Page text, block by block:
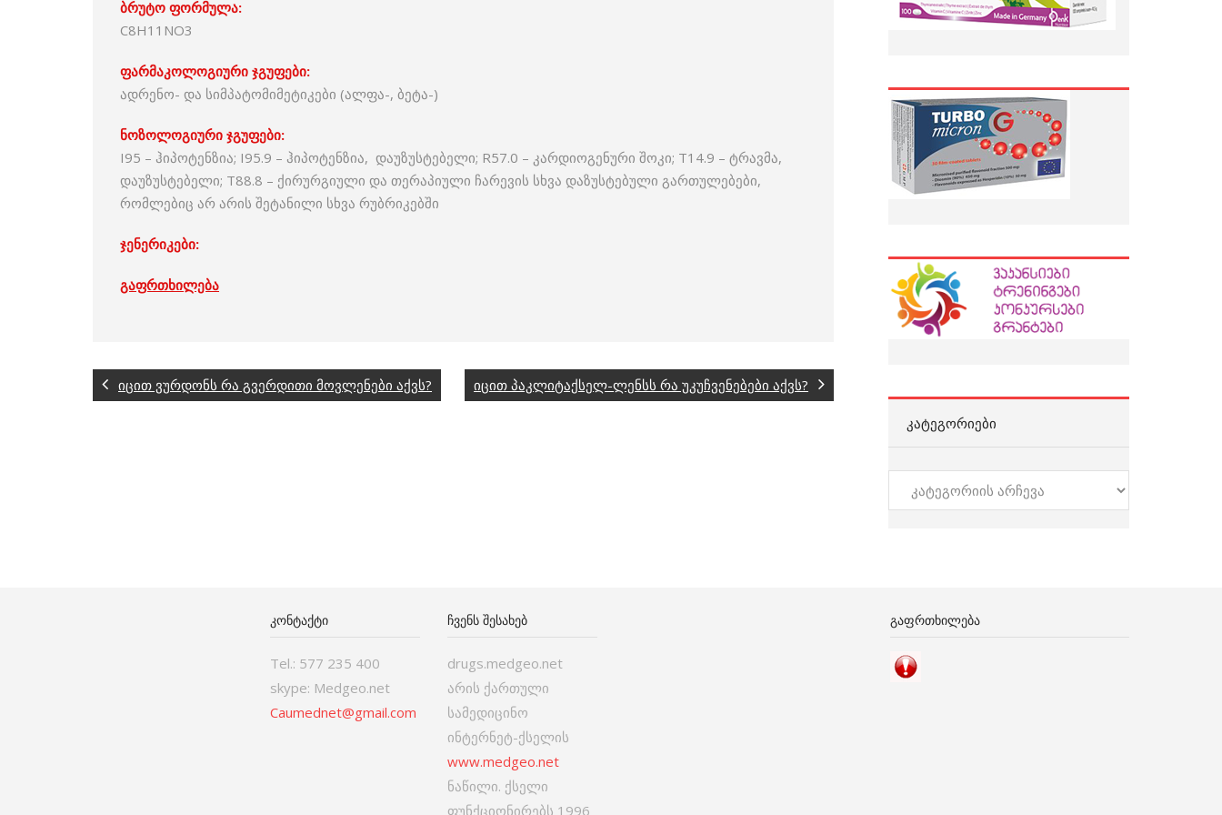
ბრუტო ფორმულა:
C8H11NO3
ფარმაკოლოგიური ჯგუფები:
ადრენო- და სიმპატომიმეტიკები (ალფა-, ბეტა-)
ნოზოლოგიური ჯგუფები:
I95 – ჰიპოტენზია; I95.9 – ჰიპოტენზია, დაუზუსტებელი; R57.0 – კარდიოგენური შოკი; T14.9 – ტრავმა,
დაუზუსტებელი; T88.8 – ქირურგიული და თერაპიული ჩარევის სხვა დაზუსტებული გართულებები,
რომლებიც არ არის შეტანილი სხვა რუბრიკებში
ჯენერიკები:
გაფრთხილება
იცით ვურდონს რა გვერდითი მოვლენები აქვს? იცით პაკლიტაქსელ-ლენსს რა უკუჩვენებები აქვს?
ᲙᲐᲢᲔᲒᲝᲠᲘᲔᲑᲘ
კატეგორიები
ᲙᲝᲜᲢᲐᲥᲢᲘ
Tel.: 577 235 400
skype: Medgeo.net
Caumednet@gmail.com
ᲩᲕᲔᲜᲡ ᲨᲔᲡᲐᲮᲔᲑ
drugs.medgeo.net
არის ქართული
სამედიცინო
ინტერნეტ-ქსელის
www.medgeo.net
ნაწილი. ქსელი
ფუნქციონირებს 1996
ᲒᲐᲤᲠᲗᲮᲘᲚᲔᲑᲐ